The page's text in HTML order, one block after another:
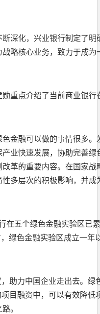
深化，兴业银行制定了
略核心业务，致力于成
重点介绍了当前商业银
金融可以做的事情很多
业快速发展，协助完善
革的重要内容。在国家
多层次的积极影响，并
在五个绿色金融实验区已
绿色金融实验区成立一年
助力中国企业走出去。
目融资中，可以有效降
。